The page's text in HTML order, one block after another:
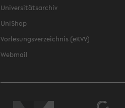
Universitätsarchiv
UniShop
Vorlesungsverzeichnis (eKVV)
Webmail